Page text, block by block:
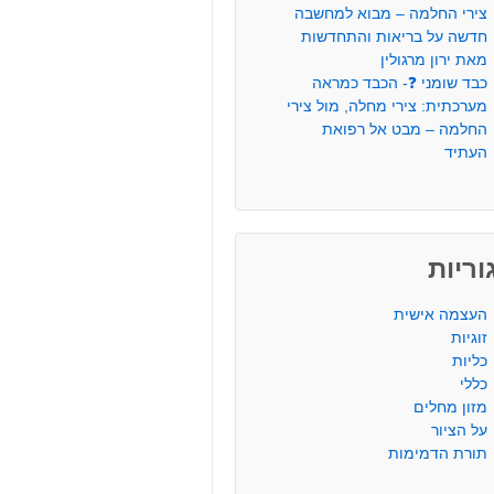
צירי החלמה – מבוא למחשבה
חדשה על בריאות והתחדשות
מאת ירון מרגולין
כבד שומני ❓- הכבד כמראה
מערכתית: צירי מחלה, מול צירי
החלמה – מבט אל רפואת
העתיד
העצמה אישית
זוגיות
כליות
כללי
מזון מחלים
על הציור
תורת הדמימות